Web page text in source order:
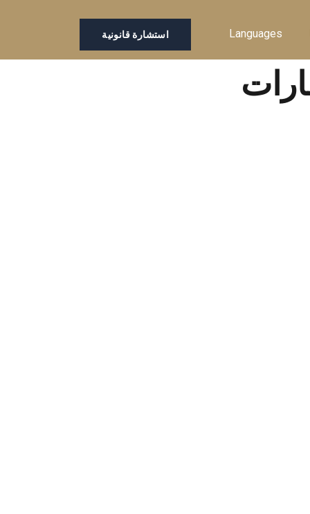
Languages استشارة قانونية